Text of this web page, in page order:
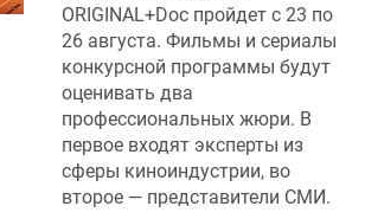
ORIGINAL+Doc пройдет с 23 по
26 августа. Фильмы и сериалы
конкурсной программы будут
оценивать два
профессиональных жюри. В
первое входят эксперты из
сферы киноиндустрии, во
второе — представители СМИ.